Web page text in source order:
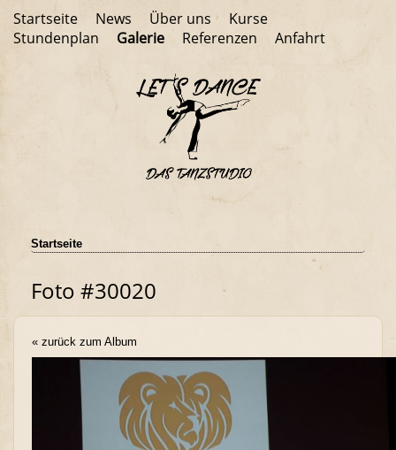
Startseite News Über uns
Kurse
Stundenplan
Galerie Referenzen Anfahrt
Startseite
Foto #30020
« zurück zum Album